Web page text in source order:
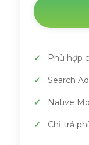
Phù hợp
Search
Native
Chỉ trả